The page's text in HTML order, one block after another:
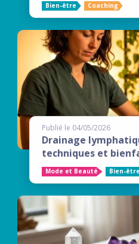
Bien-être Coaching
Publié le 04/05/2026
Drainage
techniques et
Mode et Beauté Bien-être